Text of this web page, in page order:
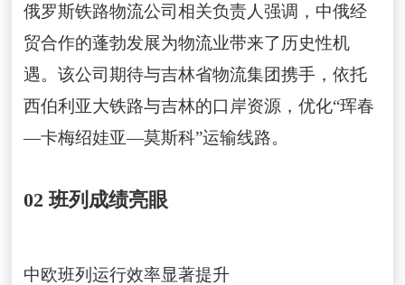
俄罗斯铁路物流公司相关负责人强调，中俄经
贸合作的蓬勃发展为物流业带来了历史性机
遇。该公司期待与吉林省物流集团携手，依托
西伯利亚大铁路与吉林的口岸资源，优化“珲春
—卡梅绍娃亚—莫斯科”运输线路。
02 班列成绩亮眼
中欧班列运行效率显著提升